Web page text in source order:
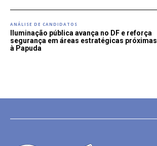
ANÁLISE DE CANDIDATOS
Iluminação pública avança no DF e reforça
segurança em áreas estratégicas próximas
à Papuda